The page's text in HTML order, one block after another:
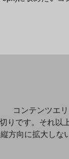
コンテンツエ
りです。それ以
方向に拡大しな